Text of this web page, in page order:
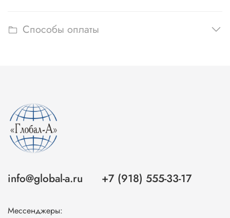
Способы оплаты
info@global-a.ru +7 (918) 555-33-17
Мессенджеры: